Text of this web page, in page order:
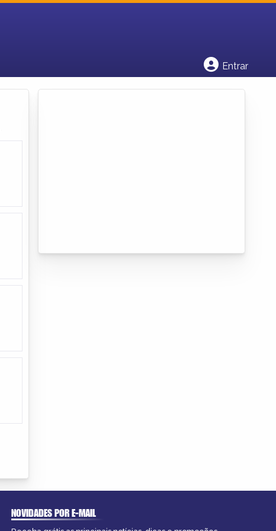
Entrar
NOVIDADES POR E-MAIL